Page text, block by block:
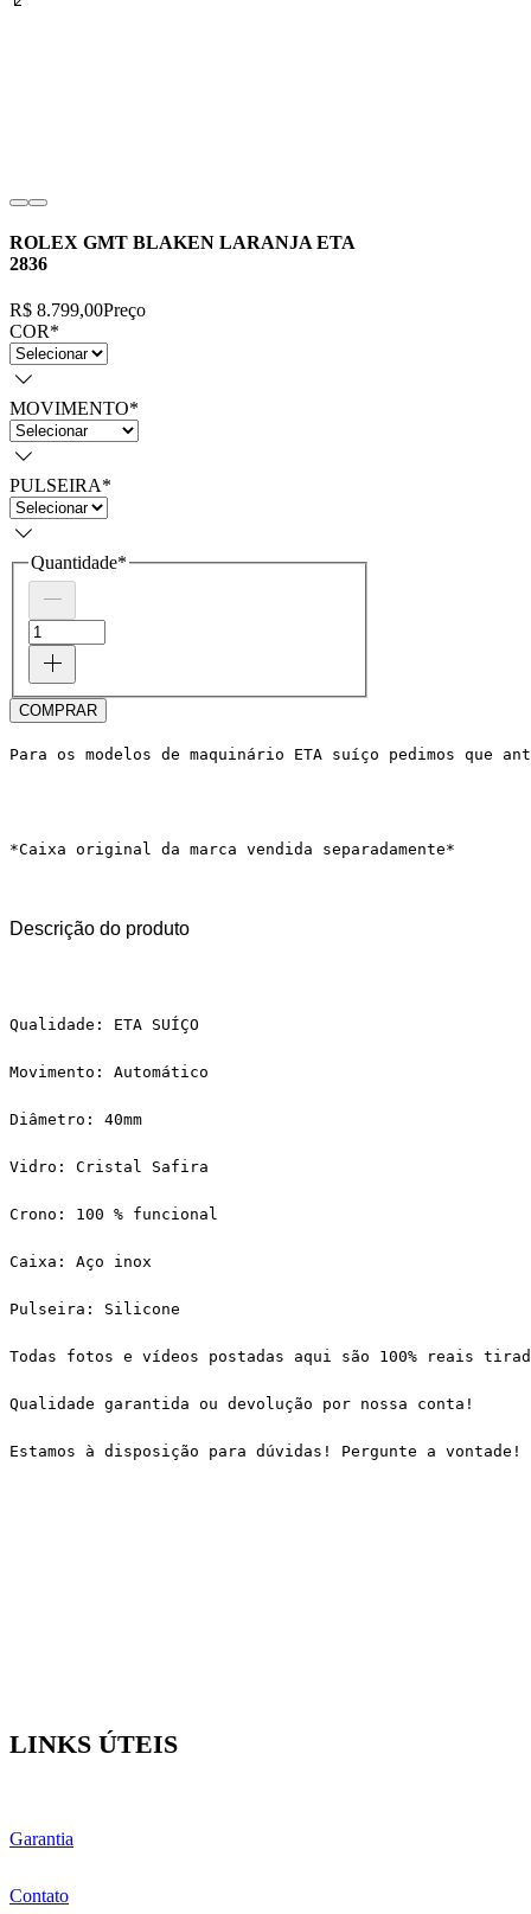
ROLEX GMT BLAKEN LARANJA ETA
2836
R$ 8.799,00Preço
COR*
MOVIMENTO*
PULSEIRA*
Quantidade*
COMPRAR
Para os modelos de maquinário ETA suíço pedimos
*Caixa original da marca vendida separadamente*
Descrição do produto
Qualidade: ETA SUÍÇO
Movimento: Automático
Diâmetro: 40mm
Vidro: Cristal Safira
Crono: 100 % funcional
Caixa: Aço inox
Pulseira: Silicone
Todas fotos e vídeos postadas aqui são 100% reais
Qualidade garantida ou devolução por nossa conta!
Estamos à disposição para dúvidas! Pergunte a vontade!
LINKS ÚTEIS
Garantia
Contato